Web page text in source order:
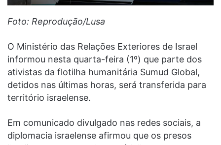
Foto: Reprodução/Lusa
O Ministério das Relações Exteriores de Israel
informou nesta quarta-feira (1º) que parte dos
ativistas da flotilha humanitária Sumud Global,
detidos nas últimas horas, será transferida para
território israelense.
Em comunicado divulgado nas redes sociais, a
diplomacia israelense afirmou que os presos